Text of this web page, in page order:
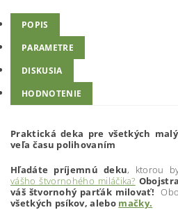
POPIS
PARAMETRE
DISKUSIA
HODNOTENIE
Praktická deka pre všetkých
veľa času polihovaním
Hľadáte príjemnú deku, ktorou
vášho štvornohého miláčika?
váš štvornohý parťák milovať!
všetkých psíkov, alebo mačky.